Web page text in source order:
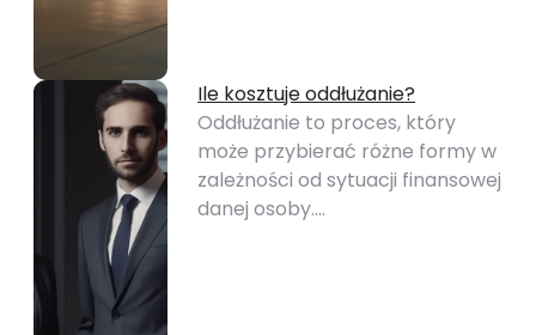
Ile kosztuje oddłużanie?
Oddłużanie to proces, który
może przybierać różne formy w
zależności od sytuacji finansowej
danej osoby.…